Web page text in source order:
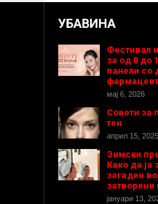
УБАВИНА
Фестивал
за од 8 до
панели со
мај 6, 2026
Совети за
тен
април 15, 2025
Зимски
Како да ја
загаден
затворени
јануари 13,